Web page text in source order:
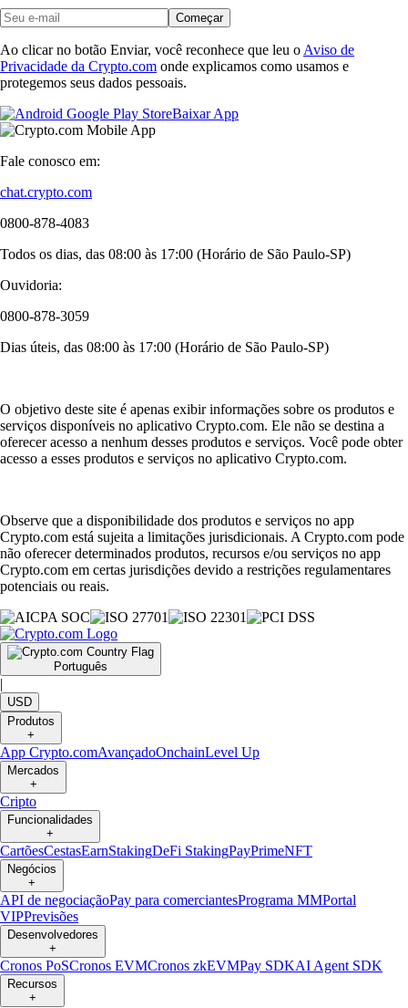
Começar
Ao clicar no botão Enviar, você reconhece que leu o Aviso de
Privacidade da Crypto.com onde explicamos como usamos e
protegemos seus dados pessoais.
Baixar App
Fale conosco em:
chat.crypto.com
0800-878-4083
Todos os dias, das 08:00 às 17:00 (Horário de São Paulo-SP)
Ouvidoria:
0800-878-3059
Dias úteis, das 08:00 às 17:00 (Horário de São Paulo-SP)
O objetivo deste site é apenas exibir informações sobre os produtos e
serviços disponíveis no aplicativo Crypto.com. Ele não se destina a
oferecer acesso a nenhum desses produtos e serviços. Você pode obter
acesso a esses produtos e serviços no aplicativo Crypto.com.
Observe que a disponibilidade dos produtos e serviços no app
Crypto.com está sujeita a limitações jurisdicionais. A Crypto.com pode
não oferecer determinados produtos, recursos e/ou serviços no app
Crypto.com em certas jurisdições devido a restrições regulamentares
potenciais ou reais.
Português
|
USD
Produtos
+
App Crypto.comAvançadoOnchainLevel Up
Mercados
+
Cripto
Funcionalidades
+
CartõesCestasEarnStakingDeFi StakingPayPrimeNFT
Negócios
+
API de negociaçãoPay para comerciantesPrograma MMPortal
VIPPrevisões
Desenvolvedores
+
Cronos PoSCronos EVMCronos zkEVMPay SDKAI Agent SDK
Recursos
+